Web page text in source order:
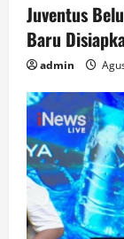
Juventus
Baru
admin